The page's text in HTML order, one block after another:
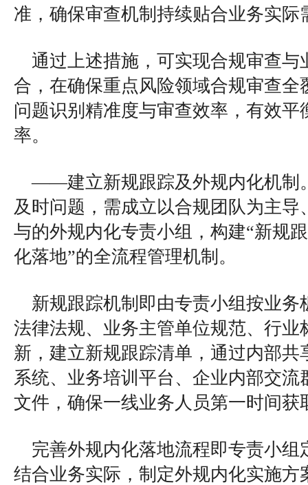
准，确保审查机制持续贴合业务实际
通过上述措施，可实现合规审查与
合，在确保重点风险领域合规审查全
问题识别精准度与审查效率，有效平
率。
——建立新规跟踪及外规内化机制
及时问题，需成立以合规团队为主导
与的外规内化专责小组，构建“新
化落地”的全流程管理机制。
新规跟踪机制即由专责小组按业务
法律法规、业务主管单位规范、行业
新，建立新规跟踪清单，通过内部共
系统、业务培训平台、企业内部交流
文件，确保一线业务人员第一时间获
完善外规内化落地流程即专责小组
结合业务实际，制定外规内化实施方